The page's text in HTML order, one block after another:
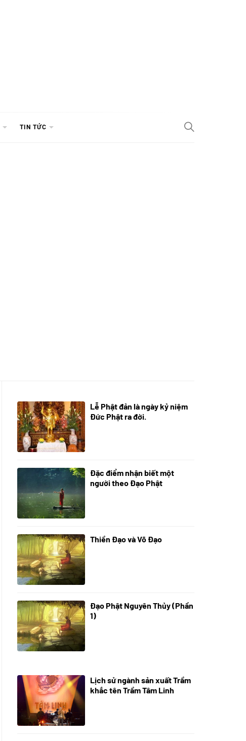
TIN TỨC
05/06/2024
Lễ Phật đản là ngày kỷ niệm
Đức Phật ra đời.
01/06/2024
Đặc điểm nhận biết một
người theo Đạo Phật
30/11/2022
Thiền Đạo và Võ Đạo
08/06/2022
Đạo Phật Nguyên Thủy (Phần
1)
21/10/2025
Lịch sử ngành sản xuất Trầm
khắc tên Trầm Tâm Linh